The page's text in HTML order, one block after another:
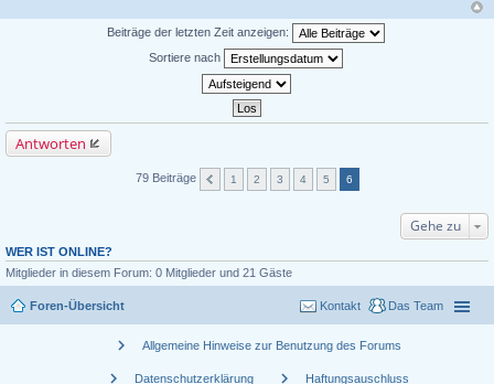
Beiträge der letzten Zeit anzeigen:
Sortiere nach
Antworten
79 Beiträge 1 2 3 4 5 6
Gehe zu
WER IST ONLINE?
Mitglieder in diesem Forum: 0 Mitglieder und 21 Gäste
Foren-Übersicht Das Team
Kontakt
chevron_right Allgemeine Hinweise zur Benutzung des Forums
chevron_right Datenschutzerklärung chevron_right Haftungsauschluss